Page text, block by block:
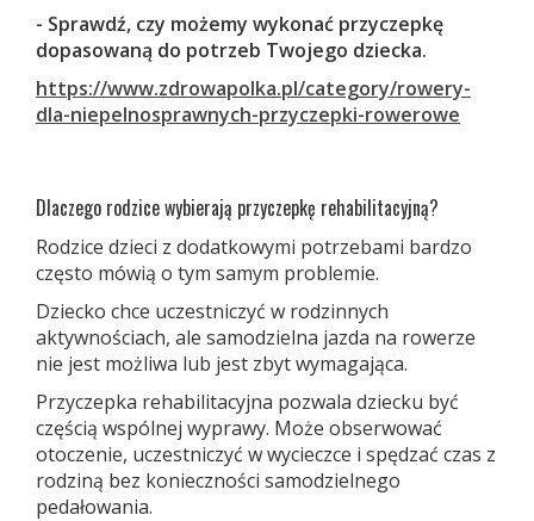
- Sprawdź, czy możemy wykonać przyczepkę
dopasowaną do potrzeb Twojego dziecka.
https://www.zdrowapolka.pl/category/rowery-
dla-niepelnosprawnych-przyczepki-rowerowe
Dlaczego rodzice wybierają przyczepkę rehabilitacyjną?
Rodzice dzieci z dodatkowymi potrzebami bardzo
często mówią o tym samym problemie.
Dziecko chce uczestniczyć w rodzinnych
aktywnościach, ale samodzielna jazda na rowerze
nie jest możliwa lub jest zbyt wymagająca.
Przyczepka rehabilitacyjna pozwala dziecku być
częścią wspólnej wyprawy. Może obserwować
otoczenie, uczestniczyć w wycieczce i spędzać czas z
rodziną bez konieczności samodzielnego
pedałowania.